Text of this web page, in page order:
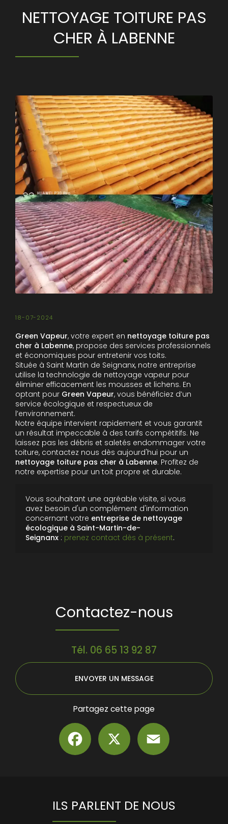
NETTOYAGE TOITURE PAS
CHER À LABENNE
18-07-2024
Green Vapeur, votre expert en nettoyage toiture pas
cher à Labenne, propose des services professionnels
et économiques pour entretenir vos toits.
Située à Saint Martin de Seignanx, notre entreprise
utilise la technologie de nettoyage vapeur pour
éliminer efficacement les mousses et lichens. En
optant pour Green Vapeur, vous bénéficiez d’un
service écologique et respectueux de
l’environnement.
Notre équipe intervient rapidement et vous garantit
un résultat impeccable à des tarifs compétitifs. Ne
laissez pas les débris et saletés endommager votre
toiture, contactez nous dès aujourd'hui pour un
nettoyage toiture pas cher à Labenne. Profitez de
notre expertise pour un toit propre et durable.
Vous souhaitant une agréable visite, si vous
avez besoin d'un complément d'information
concernant votre entreprise de nettoyage
écologique à Saint-Martin-de-
Seignanx : prenez contact dès à présent.
Contactez-nous
Tél. 06 65 13 92 87
ENVOYER UN MESSAGE
Partagez cette page
Facebook
ILS PARLENT DE NOUS